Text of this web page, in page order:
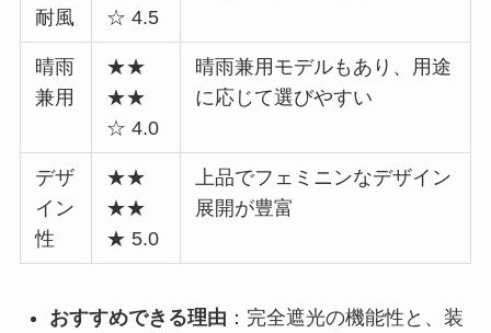
耐風
☆ 4.5
晴雨
兼用
★★
★★
☆ 4.0
晴雨兼用モデルもあり、用途
に応じて選びやすい
デザ
イン
性
★★
★★
★ 5.0
上品でフェミニンなデザイン
展開が豊富
おすすめできる理由 ：完全遮光の機能性と、装